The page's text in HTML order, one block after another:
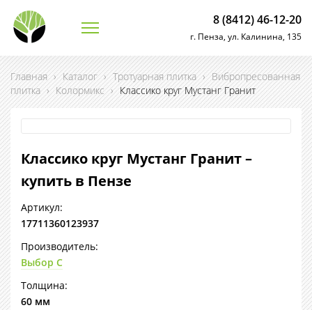
8 (8412) 46-12-20
г. Пенза, ул. Калинина, 135
Главная › Каталог › Тротуарная плитка › Вибропресованная
плитка › Колормикс › Классико круг Мустанг Гранит
Классико круг Мустанг Гранит –
купить в Пензе
Артикул:
17711360123937
Производитель:
Выбор С
Толщина:
60 мм